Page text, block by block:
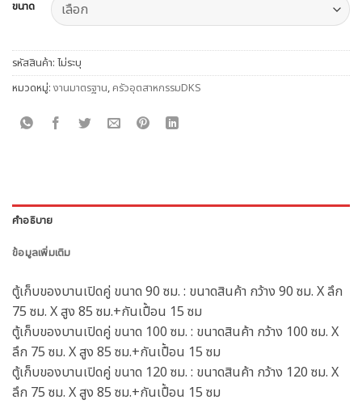
ขนาด
รหัสสินค้า: ไม่ระบุ
หมวดหมู่: งานมาตรฐาน, ครัวอุตสาหกรรมDKS
คำอธิบาย
ข้อมูลเพิ่มเติม
ตู้เก็บของบานเปิดคู่ ขนาด 90 ซม. : ขนาดสินค้า กว้าง 90 ซม. X ลึก
75 ซม. X สูง 85 ซม.+กันเปื้อน 15 ซม
ตู้เก็บของบานเปิดคู่ ขนาด 100 ซม. : ขนาดสินค้า กว้าง 100 ซม. X
ลึก 75 ซม. X สูง 85 ซม.+กันเปื้อน 15 ซม
ตู้เก็บของบานเปิดคู่ ขนาด 120 ซม. : ขนาดสินค้า กว้าง 120 ซม. X
ลึก 75 ซม. X สูง 85 ซม.+กันเปื้อน 15 ซม